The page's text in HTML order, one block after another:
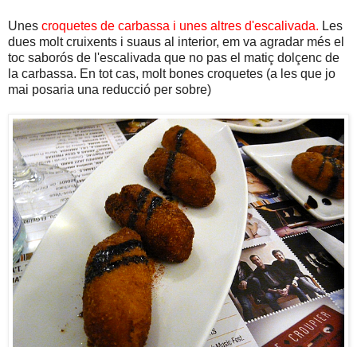
Unes croquetes de carbassa i unes altres d'escalivada. Les
dues molt cruixents i suaus al interior, em va agradar més el
toc saborós de l'escalivada que no pas el matiç dolçenc de
la carbassa. En tot cas, molt bones croquetes (a les que jo
mai posaria una reducció per sobre)